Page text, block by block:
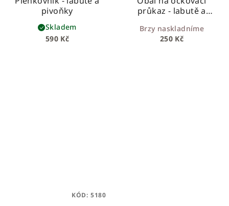
pivoňky
590 Kč
Skladem
průkaz - labutě a
250 Kč
Brzy naskladníme
KÓD: 5180